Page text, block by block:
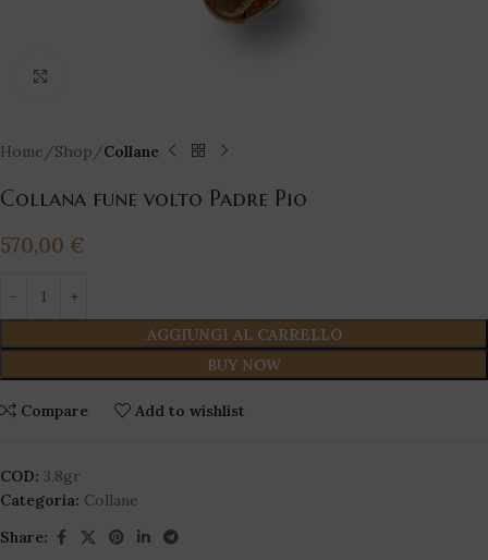
Home Shop Collane
Collana fune volto Padre Pio
570,00 €
AGGIUNGI AL CARRELLO
BUY NOW
Compare Add to wishlist
COD: 3.8gr
Categoria: Collane
Share: